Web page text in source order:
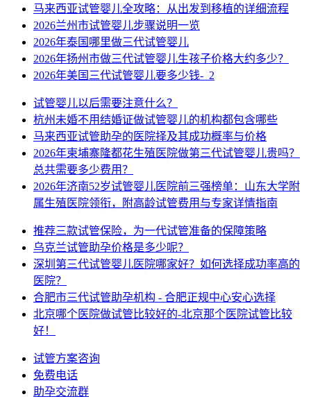
马来西亚试管婴儿全攻略：从出发到移植的详细流程
2026兰州市试管婴儿步骤说明一览
2026年泰国哪里做三代试管婴儿
2026年扬州市做三代试管婴儿生孩子价格大约多少？
2026年美国三代试管婴儿要多少钱-_2
试管婴儿以后需要注意什么？
杭州未婚不用结婚证做试管婴儿的机构都包含哪些
马来西亚试管助孕的医院择及其成功概率与价格
2026年柬埔寨隆都花生殖医院做第三代试管婴儿贵吗？
总共需要多少费用？
2026年济南52岁试管婴儿医院前三强榜单：山东大学附
属生殖医院领衔，附高龄试管费用与专家详情指南
推荐三款试管保险，为一代试管准备的保障策略
乌克兰试管助孕价格是多少呢？
深圳第三代试管婴儿医院哪家好？如何选择成功率高的
医院？
合肥市三代试管助孕机构 - 合肥正规中心安心选择
北京哪个医院做试管比较好的-北京那个医院试管比较
好！
试管方案咨询
免费电话
助孕交流群